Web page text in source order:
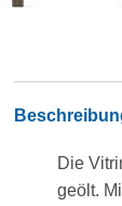
Die
geölt.